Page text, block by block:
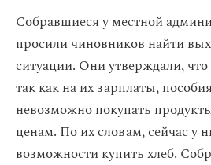
Собравшиеся у местной
просили чиновников найти
ситуации. Они утверждали,
так как на их зарплаты,
невозможно покупать
ценам. По их словам, сейчас у
возможности купить хлеб.